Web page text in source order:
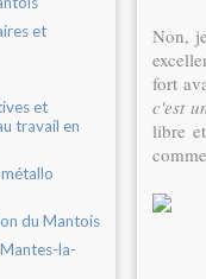
et
et
travail en
du Mantois
la-
Non,
fort
c'est
libre